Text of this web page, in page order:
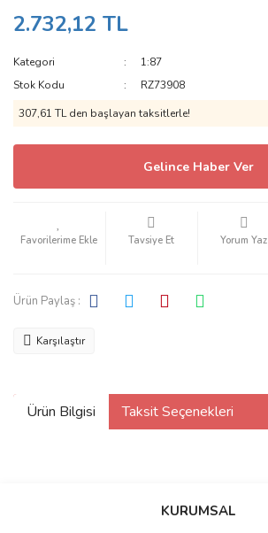
2.732,12 TL
Kategori
1:87
Stok Kodu
RZ73908
307,61 TL den başlayan taksitlerle!
Gelince Haber Ver
Tavsiye Et Yorum Yaz
Ürün Paylaş :
Karşılaştır
Ürün Bilgisi Taksit Seçenekleri
KURUMSAL